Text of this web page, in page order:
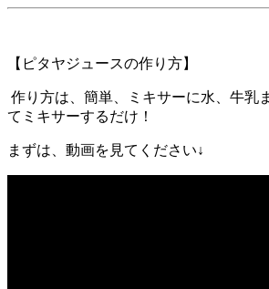
【ピタヤジュースの作り方】
作り方は、簡単、ミキサーに水、牛乳
てミキサーするだけ！
まずは、動画を見てください↓